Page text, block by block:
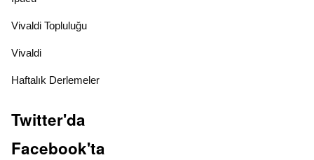
Vivaldi Topluluğu
Vivaldi
Haftalık Derlemeler
Twitter'da
Facebook'ta